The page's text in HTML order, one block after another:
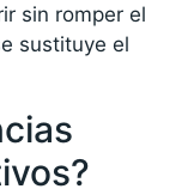
sin romper el
sustituye el